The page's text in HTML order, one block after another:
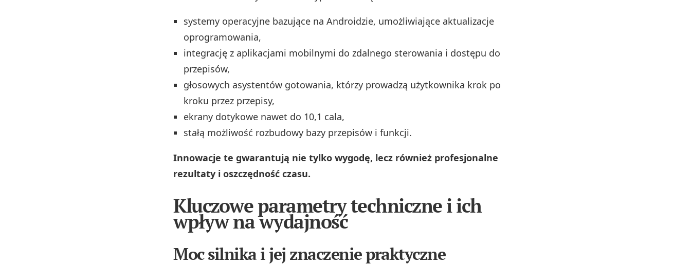
systemy operacyjne bazujące na Androidzie, umożliwiające aktualizacje
oprogramowania,
integrację z aplikacjami mobilnymi do zdalnego sterowania i dostępu do
przepisów,
głosowych asystentów gotowania, którzy prowadzą użytkownika krok po
kroku przez przepisy,
ekrany dotykowe nawet do 10,1 cala,
stałą możliwość rozbudowy bazy przepisów i funkcji.
Innowacje te gwarantują nie tylko wygodę, lecz również profesjonalne
rezultaty i oszczędność czasu.
Kluczowe parametry techniczne i ich
wpływ na wydajność
Moc silnika i jej znaczenie praktyczne